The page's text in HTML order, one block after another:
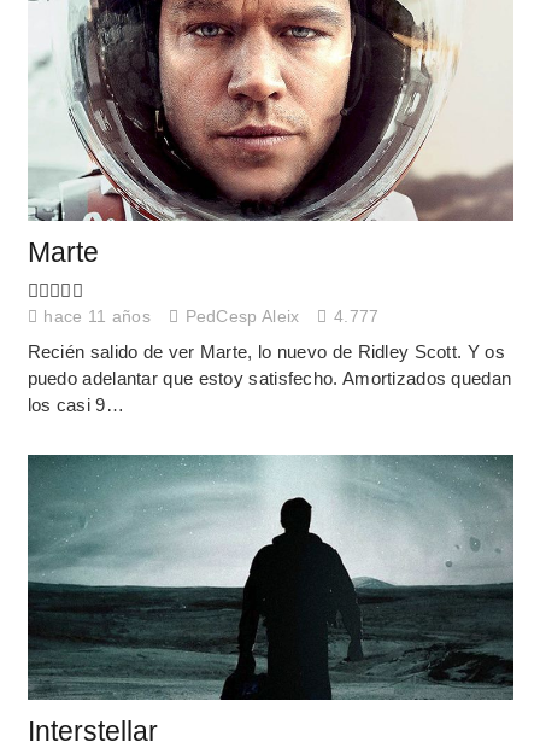
Marte
hace 11 años PedCesp Aleix 4.777
Recién salido de ver Marte, lo nuevo de Ridley Scott. Y os
puedo adelantar que estoy satisfecho. Amortizados quedan
los casi 9…
Interstellar